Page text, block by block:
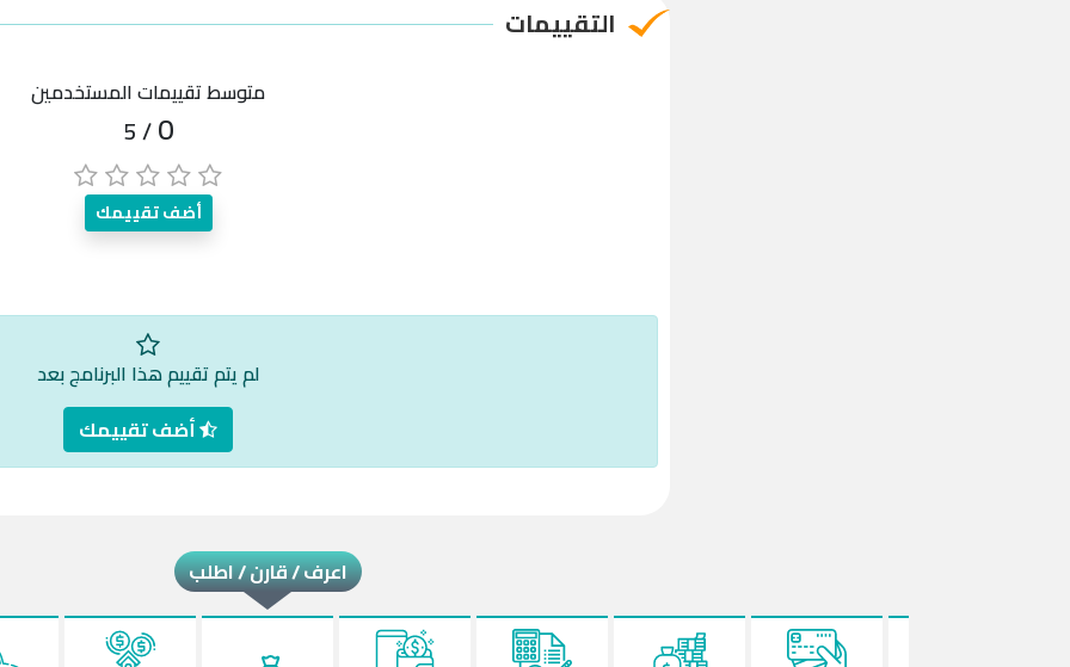
التقييمات
متوسط تقييمات المستخدمين
0
/ 5
أضف تقييمك
لم يتم تقييم هذا البرنامج بعد
أضف تقييمك
اعرف / قارن / اطلب